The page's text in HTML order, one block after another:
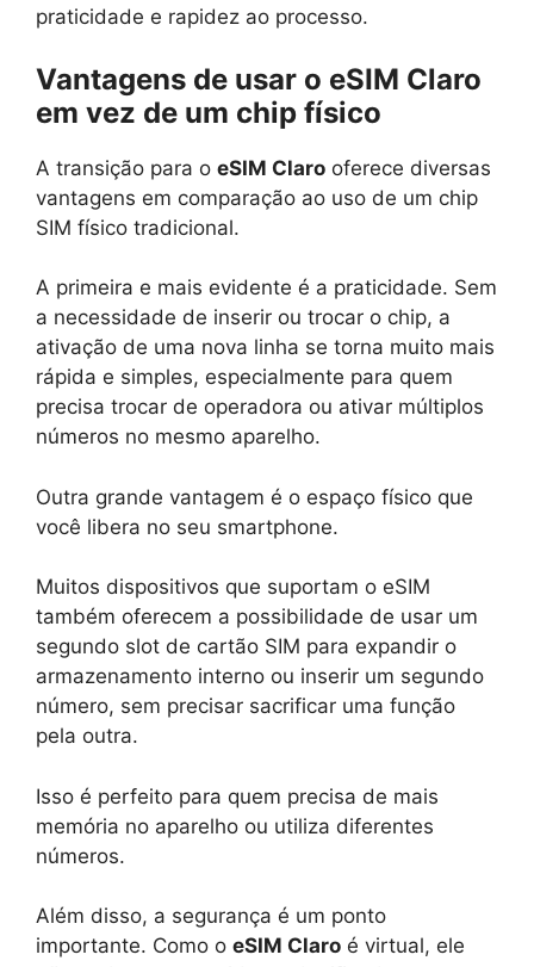
praticidade e rapidez ao processo.
Vantagens de usar o eSIM Claro
em vez de um chip físico
A transição para o eSIM Claro oferece diversas
vantagens em comparação ao uso de um chip
SIM físico tradicional.
A primeira e mais evidente é a praticidade. Sem
a necessidade de inserir ou trocar o chip, a
ativação de uma nova linha se torna muito mais
rápida e simples, especialmente para quem
precisa trocar de operadora ou ativar múltiplos
números no mesmo aparelho.
Outra grande vantagem é o espaço físico que
você libera no seu smartphone.
Muitos dispositivos que suportam o eSIM
também oferecem a possibilidade de usar um
segundo slot de cartão SIM para expandir o
armazenamento interno ou inserir um segundo
número, sem precisar sacrificar uma função
pela outra.
Isso é perfeito para quem precisa de mais
memória no aparelho ou utiliza diferentes
números.
Além disso, a segurança é um ponto
importante. Como o eSIM Claro é virtual, ele